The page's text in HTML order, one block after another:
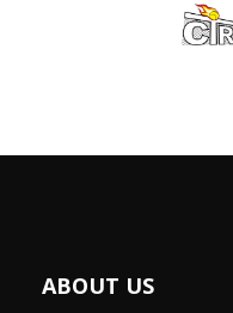
ABOUT US